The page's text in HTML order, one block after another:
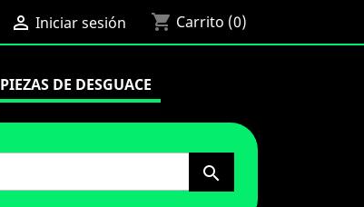
 Iniciar sesión shopping_cart Carrito (0)
PIEZAS DE DESGUACE
